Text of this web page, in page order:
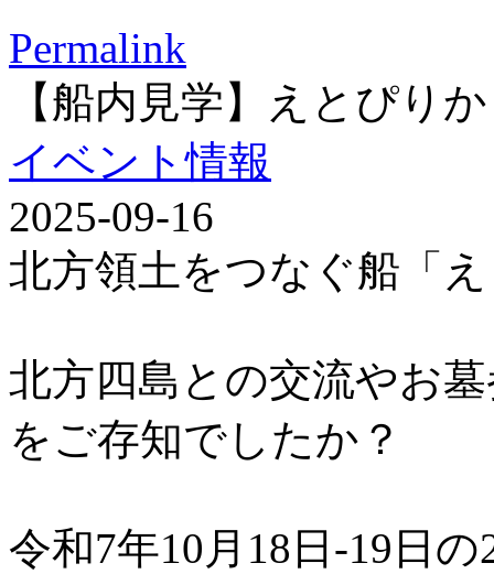
Permalink
【船内見学】えとぴりか
イベント情報
2025-09-16
北方領土をつなぐ船「
北方四島との交流やお
をご存知でしたか？
令和7年10月18日-19日の